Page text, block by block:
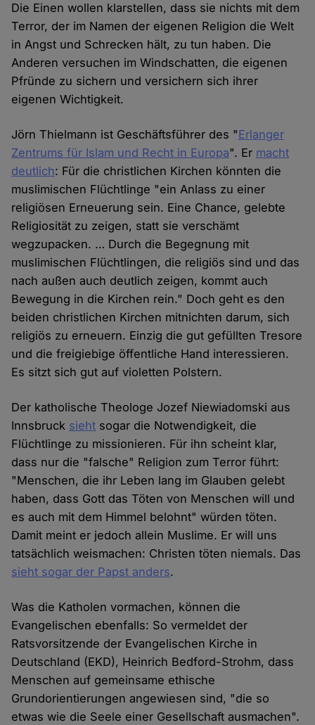
Die Einen wollen klarstellen, dass sie nichts mit dem
Terror, der im Namen der eigenen Religion die Welt
in Angst und Schrecken hält, zu tun haben. Die
Anderen versuchen im Windschatten, die eigenen
Pfründe zu sichern und versichern sich ihrer
eigenen Wichtigkeit.
Jörn Thielmann ist Geschäftsführer des "Erlanger
Zentrums für Islam und Recht in Europa". Er macht
deutlich: Für die christlichen Kirchen könnten die
muslimischen Flüchtlinge "ein Anlass zu einer
religiösen Erneuerung sein. Eine Chance, gelebte
Religiosität zu zeigen, statt sie verschämt
wegzupacken. … Durch die Begegnung mit
muslimischen Flüchtlingen, die religiös sind und das
nach außen auch deutlich zeigen, kommt auch
Bewegung in die Kirchen rein." Doch geht es den
beiden christlichen Kirchen mitnichten darum, sich
religiös zu erneuern. Einzig die gut gefüllten Tresore
und die freigiebige öffentliche Hand interessieren.
Es sitzt sich gut auf violetten Polstern.
Der katholische Theologe Jozef Niewiadomski aus
Innsbruck sieht sogar die Notwendigkeit, die
Flüchtlinge zu missionieren. Für ihn scheint klar,
dass nur die "falsche" Religion zum Terror führt:
"Menschen, die ihr Leben lang im Glauben gelebt
haben, dass Gott das Töten von Menschen will und
es auch mit dem Himmel belohnt" würden töten.
Damit meint er jedoch allein Muslime. Er will uns
tatsächlich weismachen: Christen töten niemals. Das
sieht sogar der Papst anders.
Was die Katholen vormachen, können die
Evangelischen ebenfalls: So vermeldet der
Ratsvorsitzende der Evangelischen Kirche in
Deutschland (EKD), Heinrich Bedford-Strohm, dass
Menschen auf gemeinsame ethische
Grundorientierungen angewiesen sind, "die so
etwas wie die Seele einer Gesellschaft ausmachen".